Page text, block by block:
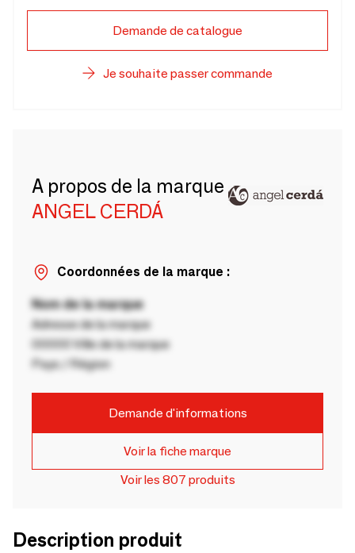
Demande de catalogue
Je souhaite passer commande
A propos de la marque
ANGEL CERDÁ
Coordonnées de la marque :
Nom de la marque
Adresse de la marque
00000 Ville de la marque
Pays / Région
Demande d'informations
Voir la fiche marque
Voir les 807 produits
Description produit